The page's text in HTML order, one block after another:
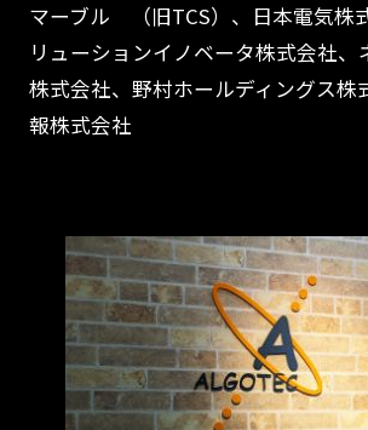
マーブル （旧TCS）、日本電気株
リューションイノベータ株式会社、
株式会社、野村ホールディングス株
報株式会社